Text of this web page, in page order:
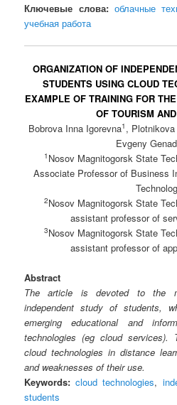
Ключевые слова: облачные
учебная работа
ORGANIZATION OF
STUDENTS USING CLOUD
EXAMPLE OF TRAINING FOR
OF TOURISM
Bobrova Inna Igorevna1 ,
Evgeny
1 Nosov Magnitogorsk State
Associate Professor of Business
2Nosov Magnitogorsk State
assistant professor of
3Nosov Magnitogorsk State
assistant professor of
Abstract
The article is devoted to the
independent study of students,
emerging educational and
technologies (eg cloud
cloud technologies in distance
and weaknesses of their use.
Keywords: cloud technologies,
students